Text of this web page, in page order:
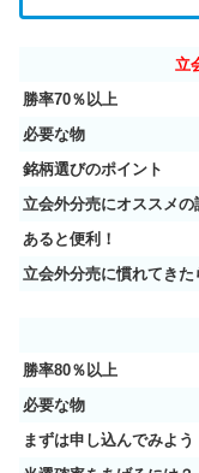
立
勝率70％以上
必要な物
銘柄選びのポイント
立会外分売にオススメの
あると便利！
立会外分売に慣れてきた
勝率80％以上
必要な物
まずは申し込んでみよう